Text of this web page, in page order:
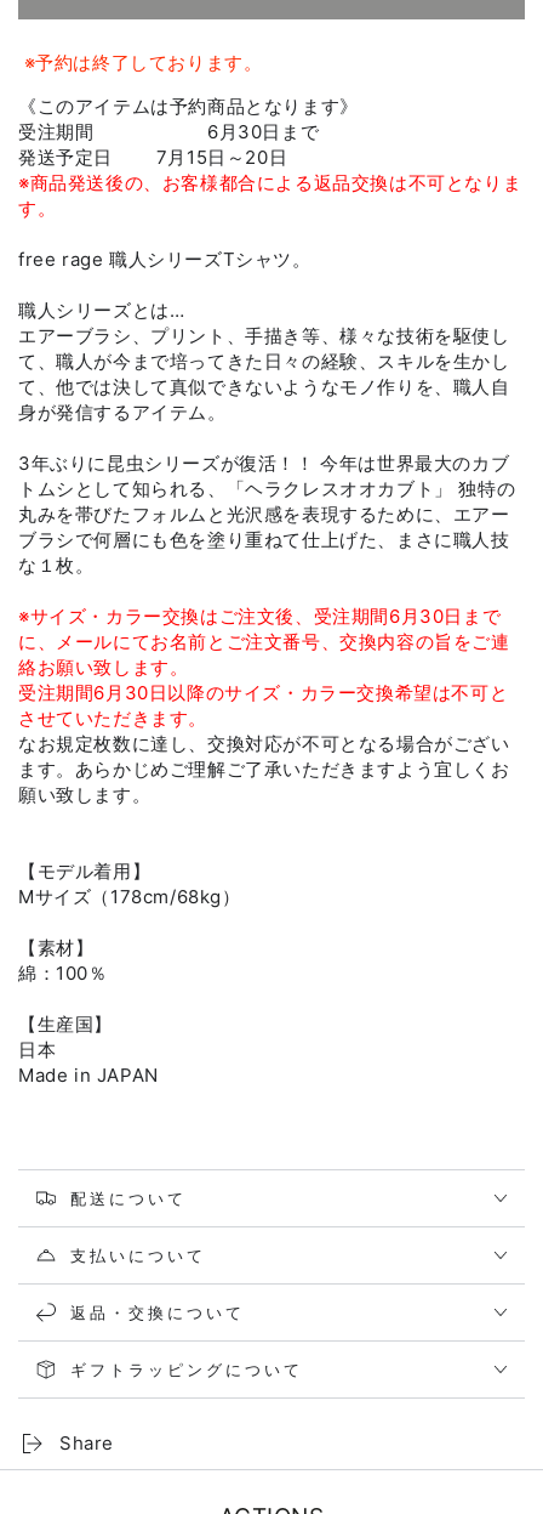
※予約は終了しております。
《このアイテムは予約商品となります》
受注期間 6月30日まで
発送予定日 7月15日～20日
※商品発送後の、お客様都合による返品交換は不可となりま
す。
free rage 職人シリーズTシャツ。
職人シリーズとは…
エアーブラシ、プリント、手描き等、様々な技術を駆使し
て、職人が今まで培ってきた日々の経験、スキルを生かし
て、他では決して真似できないようなモノ作りを、職人自
身が発信するアイテム。
3年ぶりに昆虫シリーズが復活！！ 今年は世界最大のカブ
トムシとして知られる、「ヘラクレスオオカブト」 独特の
丸みを帯びたフォルムと光沢感を表現するために、エアー
ブラシで何層にも色を塗り重ねて仕上げた、まさに職人技
な１枚。
※サイズ・カラー交換はご注文後、受注期間6月30日まで
に、メールにてお名前とご注文番号、交換内容の旨をご連
絡お願い致します。
受注期間6月30日以降のサイズ・カラー交換希望は不可と
させていただきます。
なお規定枚数に達し、交換対応が不可となる場合がござい
ます。あらかじめご理解ご了承いただきますよう宜しくお
願い致します。
【モデル着用】
Mサイズ（178cm/68kg）
【素材】
綿：100％
【生産国】
日本
Made in JAPAN
配送について
支払いについて
返品・交換について
ギフトラッピングについて
Share